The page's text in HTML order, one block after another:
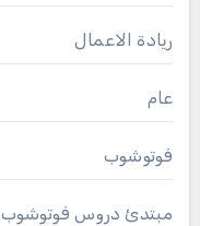
ريادة الاعمال
عام
فوتوشوب
مبتدئ دروس فوتوشوب